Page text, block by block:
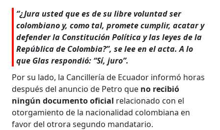
“¿Jura usted que es de su libre voluntad ser
colombiano y, como tal, promete cumplir, acatar y
defender la Constitución Política y las leyes de la
República de Colombia?”, se lee en el acta. A lo
que Glas respondió: “Sí, juro”.
Por su lado, la Cancillería de Ecuador informó horas
después del anuncio de Petro que no recibió
ningún documento oficial relacionado con el
otorgamiento de la nacionalidad colombiana en
favor del otrora segundo mandatario.